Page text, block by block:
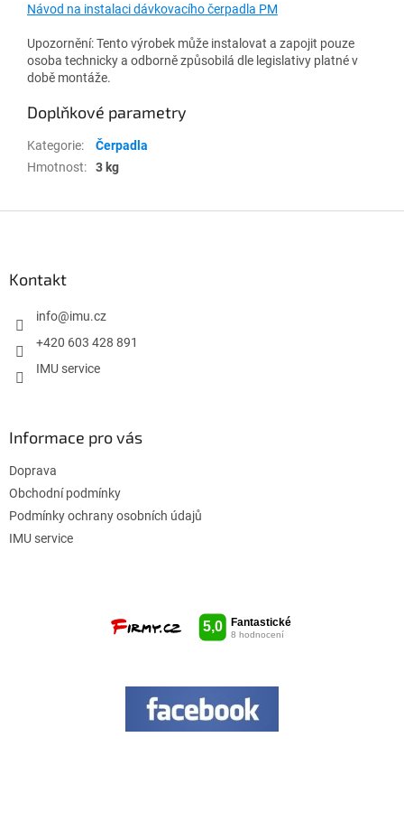
Návod na instalaci dávkovacího čerpadla PM
Upozornění: Tento výrobek může instalovat a zapojit pouze
osoba technicky a odborně způsobilá dle legislativy platné v
době montáže.
Doplňkové parametry
Kategorie:
Čerpadla
Hmotnost: 3 kg
Kontakt
info@imu.cz
+420 603 428 891
IMU service
Informace pro vás
Doprava
Obchodní podmínky
Podmínky ochrany osobních údajů
IMU service